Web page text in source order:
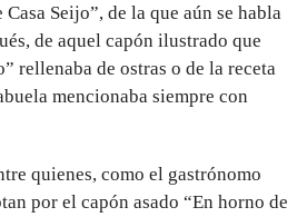
Seijo”, de la que aún se habla
de aquel capón ilustrado que
rellenaba de ostras o de la receta
mencionaba siempre con
quienes, como el gastrónomo
por el capón asado “En horno de